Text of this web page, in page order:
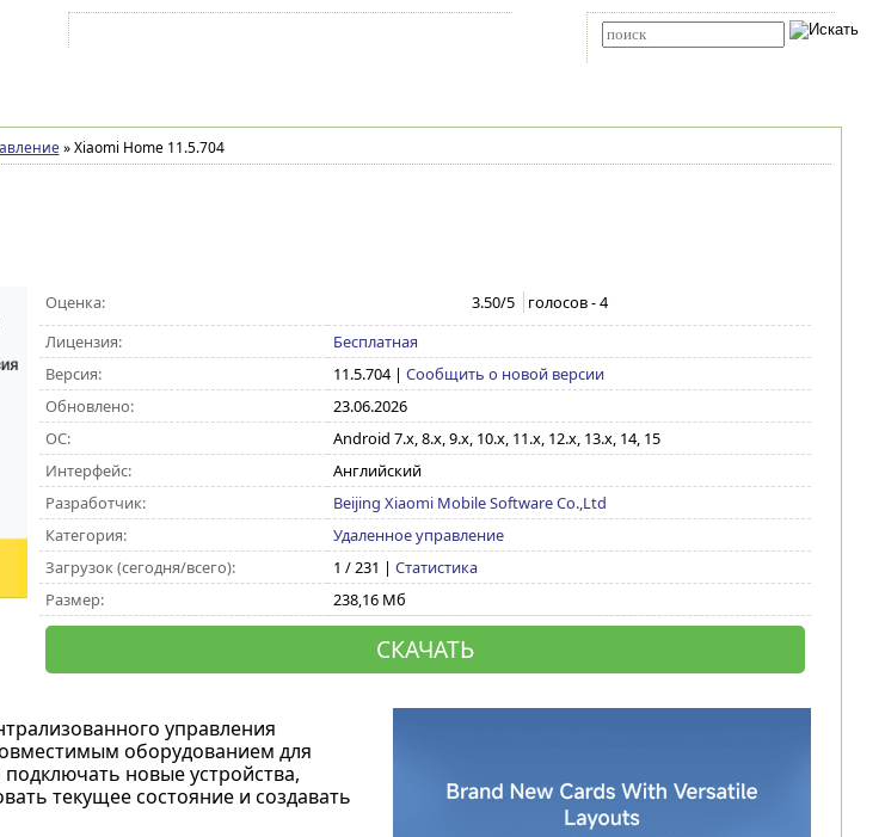
»Xiaomi Home 11.5.704
Оценка: 3.50/5 голосов -4
Лицензия:
Бесплатная
Версия:
11.5.704| Сообщить о новой версии
Обновлено:
23.06.2026
ОС:
Android 7.x, 8.x, 9.x, 10.x, 11.x, 12.x, 13.x, 14, 15
Интерфейс:
Английский
Разработчик:
Beijing Xiaomi Mobile Software Co.,Ltd
Категория:
Удаленное управление
Загрузок (сегодня/всего):
1 / 231 | Статистика
Размер:
238,16 Мб
СКАЧАТЬ
управления
оборудованием для
новые устройства,
текущее состояние и создавать